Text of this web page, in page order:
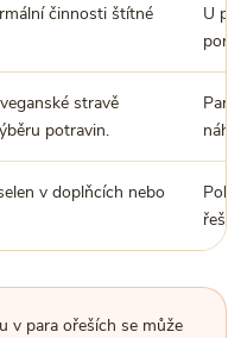
činnosti štítné
U
stravě
potravin.
v doplňcích nebo
v para ořeších se může